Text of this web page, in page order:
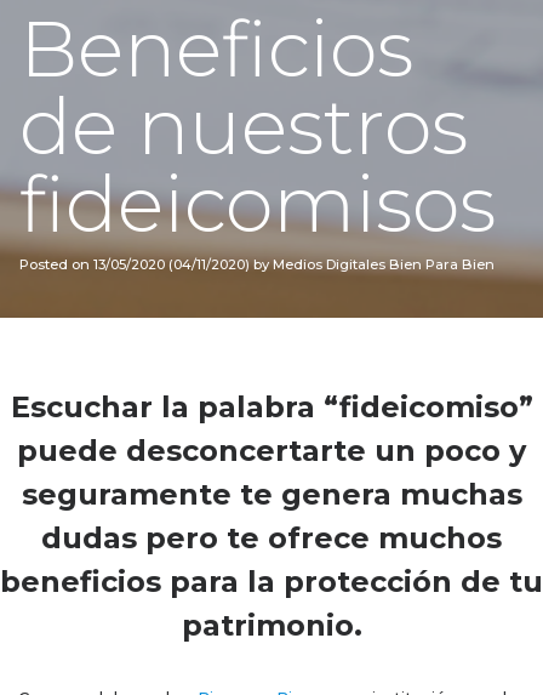
Beneficios
de nuestros
fideicomisos
Posted on 13/05/2020 (04/11/2020)byMedios Digitales Bien Para Bien
Escuchar la palabra “fideicomiso”
puede desconcertarte un poco y
seguramente te genera muchas
dudas pero te ofrece muchos
beneficios para la protección de tu
patrimonio.